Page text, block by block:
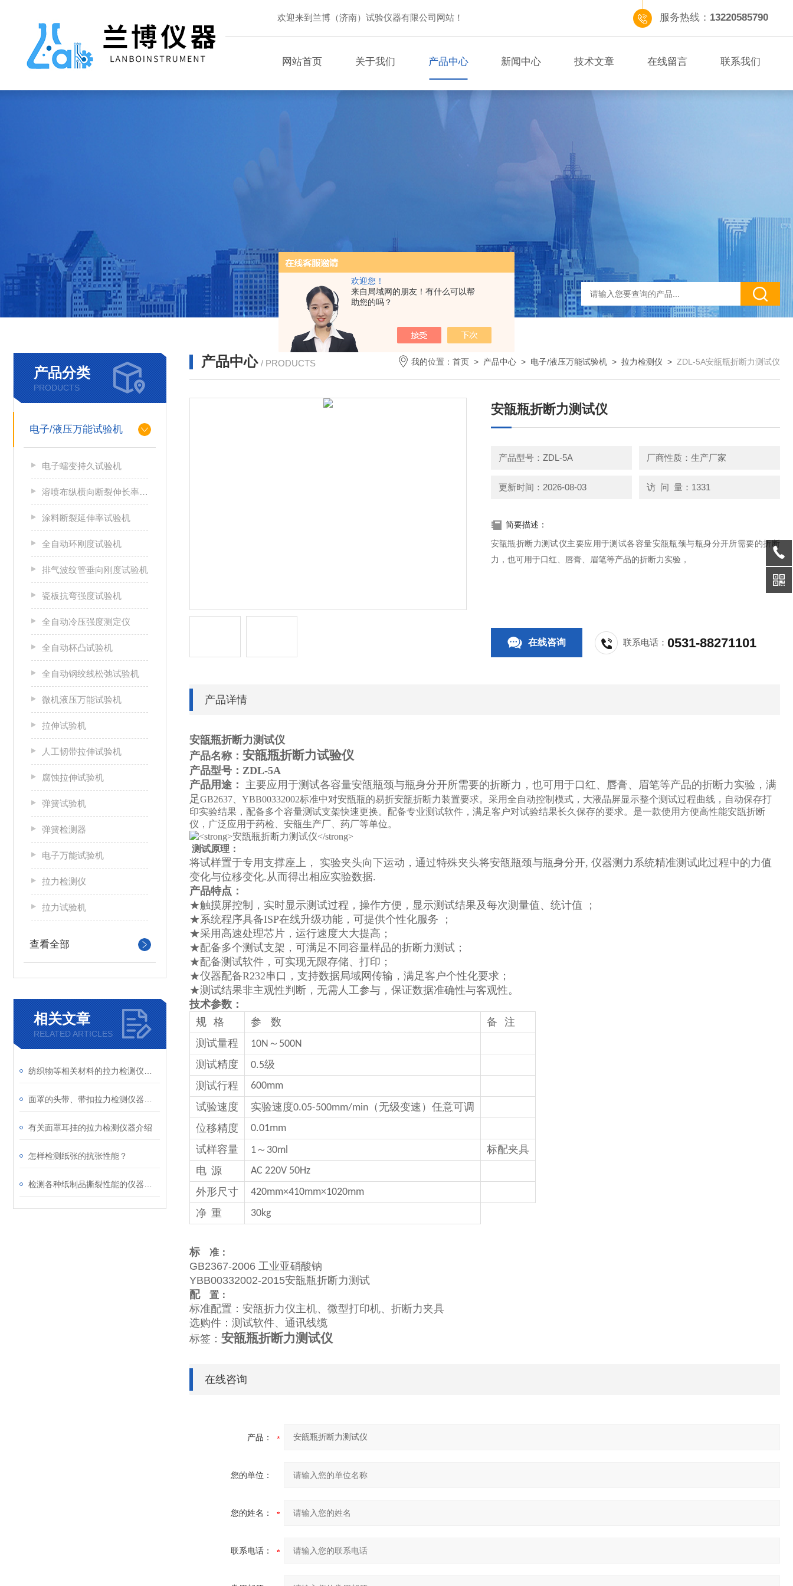
欢迎您！
来自局域网的朋友！有什么可以帮
助您的吗？
欢迎来到兰博（济南）试验仪器有限公司网站！ 服务热线： 13220585790
网站首页 关于我们 产品中心 新闻中心 技术文章 在线留言 联系我们
产品分类
PRODUCTS
电子/液压万能试验机
电子蠕变持久试验机
溶喷布纵横向断裂伸长率检测器
涂料断裂延伸率试验机
全自动环刚度试验机
排气波纹管垂向刚度试验机
瓷板抗弯强度试验机
全自动冷压强度测定仪
全自动杯凸试验机
全自动钢绞线松弛试验机
微机液压万能试验机
拉伸试验机
人工韧带拉伸试验机
腐蚀拉伸试验机
弹簧试验机
弹簧检测器
电子万能试验机
拉力检测仪
拉力试验机
查看全部
相关文章
RELATED ARTICLES
有关面罩耳挂的拉力检测仪器介绍
怎样检测纸张的抗张性能？
产品中心 / PRODUCTS 我的位置： 首页 > 产品中心 > 电子/液压万能试验机 > 拉力检测仪 > ZDL-5A安瓿瓶折断力测试仪
安瓿瓶折断力测试仪
产品型号：ZDL-5A 厂商性质：生产厂家
更新时间：2026-08-03 访 问 量：1331
简要描述：
安瓿瓶折断力测试仪主要应用于测试各容量安瓿瓶颈与瓶身分开所需要的折断
力，也可用于口红、唇膏、眉笔等产品的折断力实验，
在线咨询 联系电话：0531-88271101
产品详情
安瓿瓶折断力测试仪
产品名称： 安瓿瓶折断力试验仪
产品型号：ZDL-5A
产品用途： 主要应用于测试各容量安瓿瓶颈与瓶身分开所需要的折断力，也可用于口红、唇膏、眉笔等产品的折断力实验，满
足GB2637、YBB00332002标准中对安瓿瓶的易折安瓿折断力装置要求。采用全自动控制模式，大液晶屏显示整个测试过程曲线，自动保存打
印实验结果，配备多个容量测试支架快速更换。配备专业测试软件，满足客户对试验结果长久保存的要求。是一款使用方便高性能安瓿折断
仪，广泛应用于药检、安瓿生产厂、药厂等单位。
测试原理：
将试样置于专用支撑座上， 实验夹头向下运动，通过特殊夹头将安瓿瓶颈与瓶身分开, 仪器测力系统精准测试此过程中的力值
变化与位移变化.从而得出相应实验数据.
产品特点：
★触摸屏控制，实时显示测试过程，操作方便，显示测试结果及每次测量值、统计值 ；
★系统程序具备ISP在线升级功能，可提供个性化服务 ；
★采用高速处理芯片，运行速度大大提高；
★配备多个测试支架，可满足不同容量样品的折断力测试；
★配备测试软件，可实现无限存储、打印；
★仪器配备R232串口，支持数据局域网传输，满足客户个性化要求；
★测试结果非主观性判断，无需人工参与，保证数据准确性与客观性。
技术参数：
规 格 参 数 备 注
测试量程 10N ～ 500N
测试精度
0.5级
测试行程
600mm
试验速度
实验速度0.05-500mm/min （无级变速）任意可调
位移精度
0.01mm
试样容量
1～ 30ml 标配夹具
电 源
AC 220V 50Hz
外形尺寸
420mm×410mm×1020mm
净 重 30kg
标 准：
GB2367-2006 工业亚硝酸钠
YBB00332002-2015安瓿瓶折断力测试
配置：
标准配置：安瓿折力仪主机、微型打印机、折断力夹具
选购件：测试软件、通讯线缆
标签： 安瓿瓶折断力测试仪
在线咨询
产品：
您的单位：
您的姓名：
联系电话：